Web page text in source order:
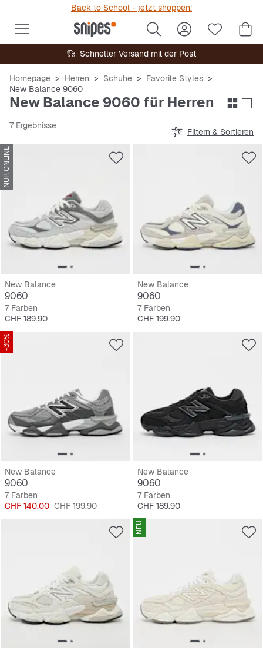
Back to School - jetzt shoppen!
Schneller Versand mit der Post
Homepage Herren Schuhe
Favorite Styles
New Balance 9060
New Balance 9060 für Herren
7 Ergebnisse
Filtern & Sortieren
NUR ONLINE
New Balance
9060
7 Farben
Preis
CHF 189.90
New Balance
9060
7 Farben
Preis
CHF 199.90
-30%
New Balance
9060
7 Farben
Preis
CHF 140.00 Originalpreis
CHF 199.90
New Balance
9060
7 Farben
Preis
CHF 189.90
NEU